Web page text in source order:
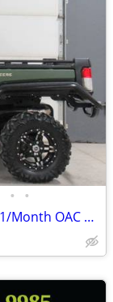
• •
2022 John Deere Gator XUV 835M *$381/Month OAC $0 Down*